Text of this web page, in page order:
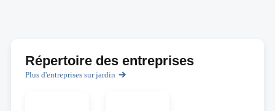
Répertoire des entreprises
Plus d'entreprises sur jardin